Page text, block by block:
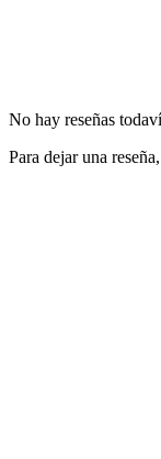
No hay reseñas
Para dejar una